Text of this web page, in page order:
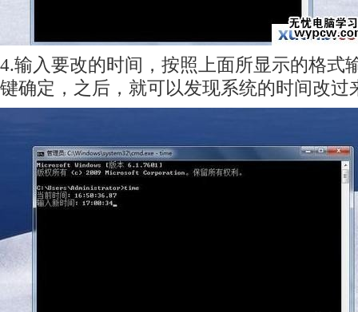
4.输入要改的时间，按照上面所显示的格式
键确定，之后，就可以发现系统的时间改过